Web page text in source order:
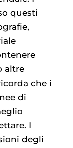
questi
altre
che i
di
I
degli